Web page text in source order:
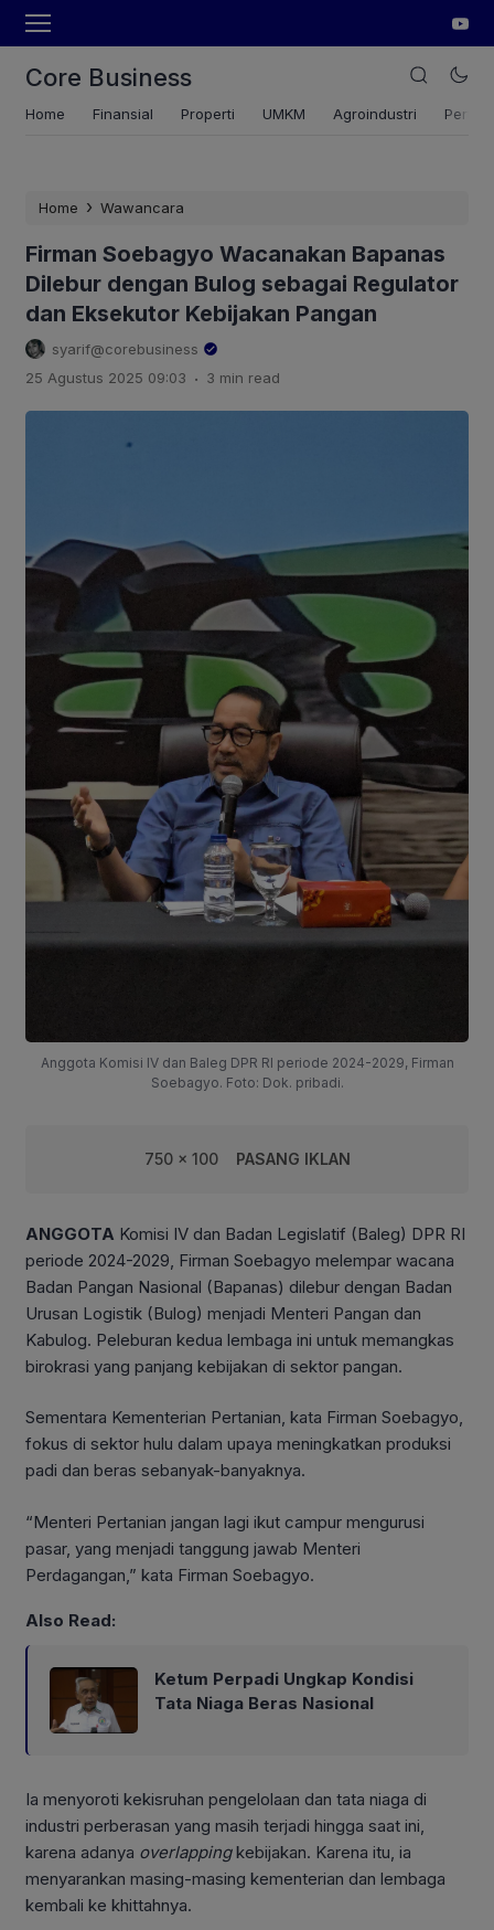
Core Business
Home Finansial Properti UMKM Agroindustri
Home › Wawancara
Firman Soebagyo Wacanakan Bapanas
Dilebur dengan Bulog sebagai Regulator
dan Eksekutor Kebijakan Pangan
syarif@corebusiness
25 Agustus 2025 09:03 . 3 min read
Anggota Komisi IV dan Baleg DPR RI periode 2024-2029, Firman
Soebagyo. Foto: Dok. pribadi.
750 x 100 PASANG IKLAN
ANGGOTA Komisi IV dan Badan Legislatif (Baleg) DPR RI
periode 2024-2029, Firman Soebagyo melempar wacana
Badan Pangan Nasional (Bapanas) dilebur dengan Badan
Urusan Logistik (Bulog) menjadi Menteri Pangan dan
Kabulog. Peleburan kedua lembaga ini untuk memangkas
birokrasi yang panjang kebijakan di sektor pangan.
Sementara Kementerian Pertanian, kata Firman Soebagyo,
fokus di sektor hulu dalam upaya meningkatkan produksi
padi dan beras sebanyak-banyaknya.
“Menteri Pertanian jangan lagi ikut campur mengurusi
pasar, yang menjadi tanggung jawab Menteri
Perdagangan,” kata Firman Soebagyo.
Also Read:
Ketum Perpadi Ungkap Kondisi
Tata Niaga Beras Nasional
Ia menyoroti kekisruhan pengelolaan dan tata niaga di
industri perberasan yang masih terjadi hingga saat ini,
karena adanya overlappingkebijakan. Karena itu, ia
menyarankan masing-masing kementerian dan lembaga
kembali ke khittahnya.